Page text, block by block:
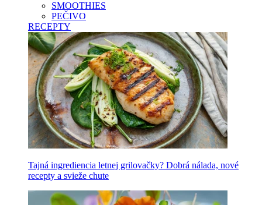
SMOOTHIES
PEČIVO
RECEPTY
Tajná ingrediencia letnej grilovačky? Dobrá nálada, nové
recepty a svieže chute